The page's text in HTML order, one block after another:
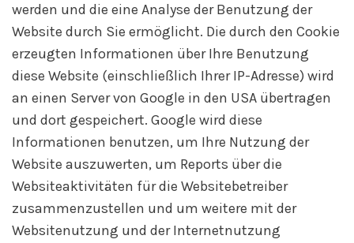
werden und die eine Analyse der Benutzung der
Website durch Sie ermöglicht. Die durch den Cookie
erzeugten Informationen über Ihre Benutzung
diese Website (einschließlich Ihrer IP-Adresse) wird
an einen Server von Google in den USA übertragen
und dort gespeichert. Google wird diese
Informationen benutzen, um Ihre Nutzung der
Website auszuwerten, um Reports über die
Websiteaktivitäten für die Websitebetreiber
zusammenzustellen und um weitere mit der
Websitenutzung und der Internetnutzung